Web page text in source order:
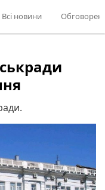
Всі новини